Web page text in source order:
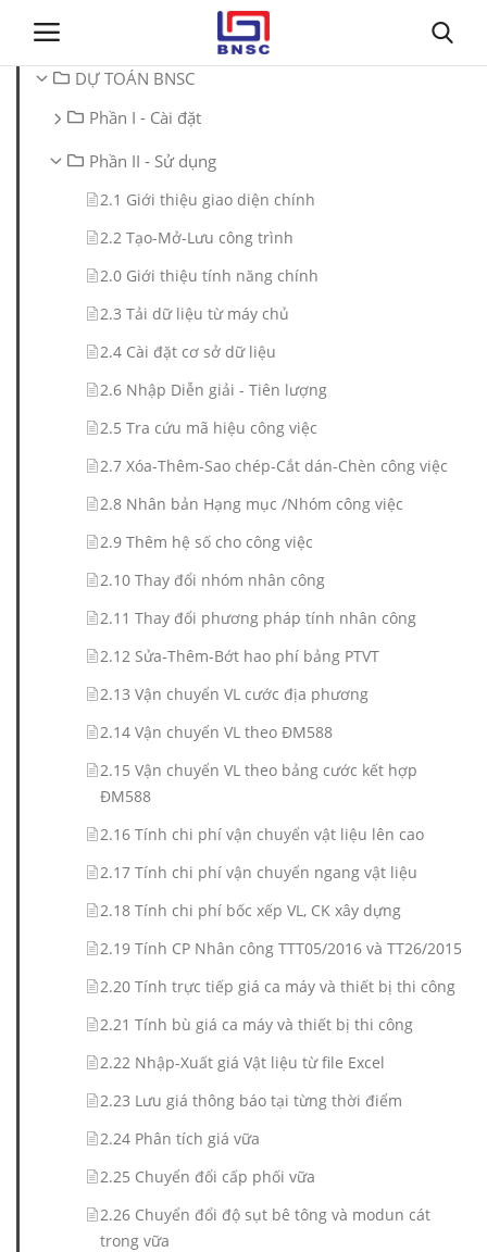
Đăng nhập
Trang chủ
Giới thiệu
Dự toán BNSC
DỰ TOÁN BNSC
Phần I - Cài đặt
Phần II - Sử dụng
2.1 Giới thiệu giao diện chính
2.2 Tạo-Mở-Lưu công trình
2.0 Giới thiệu tính năng chính
2.3 Tải dữ liệu từ máy chủ
2.4 Cài đặt cơ sở dữ liệu
2.6 Nhập Diễn giải - Tiên lượng
2.5 Tra cứu mã hiệu công việc
2.7 Xóa-Thêm-Sao chép-Cắt dán-Chèn công việc
2.8 Nhân bản Hạng mục /Nhóm công việc
2.9 Thêm hệ số cho công việc
2.10 Thay đổi nhóm nhân công
2.11 Thay đổi phương pháp tính nhân công
2.12 Sửa-Thêm-Bớt hao phí bảng PTVT
2.13 Vận chuyển VL cước địa phương
2.14 Vận chuyển VL theo ĐM588
2.15 Vận chuyển VL theo bảng cước kết hợp
ĐM588
2.16 Tính chi phí vận chuyển vật liệu lên cao
2.17 Tính chi phí vận chuyển ngang vật liệu
2.18 Tính chi phí bốc xếp VL, CK xây dựng
2.19 Tính CP Nhân công TTT05/2016 và TT26/2015
2.20 Tính trực tiếp giá ca máy và thiết bị thi công
2.21 Tính bù giá ca máy và thiết bị thi công
2.22 Nhập-Xuất giá Vật liệu từ file Excel
2.23 Lưu giá thông báo tại từng thời điểm
2.24 Phân tích giá vữa
2.25 Chuyển đổi cấp phối vữa
2.26 Chuyển đổi độ sụt bê tông và modun cát
trong vữa